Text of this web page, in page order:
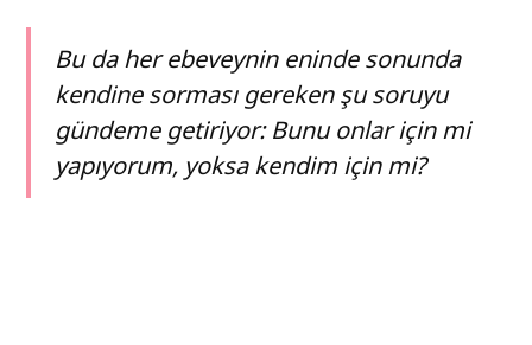
Bu da her ebeveynin eninde sonunda
kendine sorması gereken şu soruyu
gündeme getiriyor: Bunu onlar için mi
yapıyorum, yoksa kendim için mi?